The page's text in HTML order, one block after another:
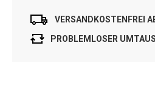
VERSANDKOSTENFREI
PROBLEMLOSER